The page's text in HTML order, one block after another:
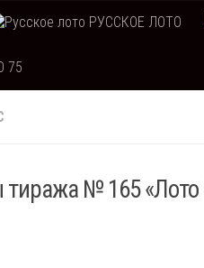
РУССКОЕ ЛОТО
75
тиража № 165